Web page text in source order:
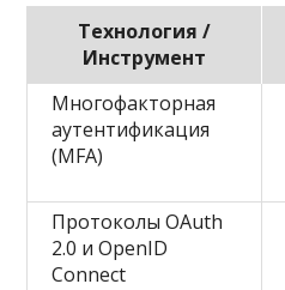
Технология /
Инструмент
Многофакторная
аутентификация
(MFA)
Протоколы OAuth
2.0 и OpenID
Connect